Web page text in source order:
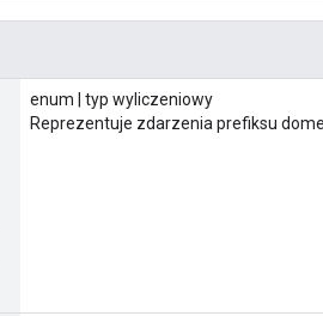
enum | typ wyliczeniowy
Reprezentuje zdarzenia prefiksu